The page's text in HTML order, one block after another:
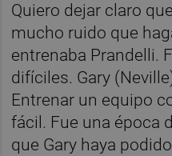
Quiero dejar claro
mucho ruido que
entrenaba Prandelli.
difíciles. Gary
Entrenar un equipo
fácil. Fue una época
que Gary haya